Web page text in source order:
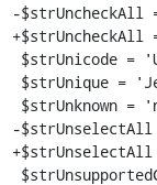
-$strUncheckAll
+$strUncheckAll
-$strUnselectAll